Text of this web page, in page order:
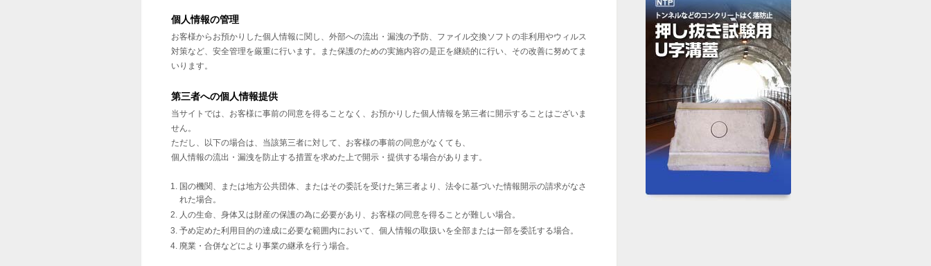
個人情報の管理
お客様からお預かりした個人情報に関し、外部への流出・漏洩の予防、ファイル交換ソフトの非利用やウィルス
対策など、安全管理を厳重に行います。また保護のための実施内容の是正を継続的に行い、その改善に努めてま
いります。
第三者への個人情報提供
当サイトでは、お客様に事前の同意を得ることなく、お預かりした個人情報を第三者に開示することはございま
せん。
ただし、以下の場合は、当該第三者に対して、お客様の事前の同意がなくても、
個人情報の流出・漏洩を防止する措置を求めた上で開示・提供する場合があります。
国の機関、または地方公共団体、またはその委託を受けた第三者より、法令に基づいた情報開示の請求がなさ
れた場合。
人の生命、身体又は財産の保護の為に必要があり、お客様の同意を得ることが難しい場合。
予め定めた利用目的の達成に必要な範囲内において、個人情報の取扱いを全部または一部を委託する場合。
廃業・合併などにより事業の継承を行う場合。